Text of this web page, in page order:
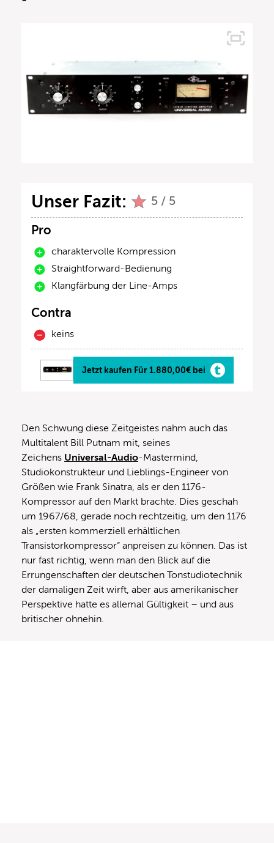
Unser Fazit: 5 / 5
Pro
charaktervolle Kompression
Straightforward-Bedienung
Klangfärbung der Line-Amps
Contra
keins
Jetzt kaufen Für 1.880,00€ bei
Den Schwung diese Zeitgeistes nahm auch das
Multitalent Bill Putnam mit, seines
Zeichens Universal-Audio-Mastermind,
Studiokonstrukteur und Lieblings-Engineer von
Größen wie Frank Sinatra, als er den 1176-
Kompressor auf den Markt brachte. Dies geschah
um 1967/68, gerade noch rechtzeitig, um den 1176
als „ersten kommerziell erhältlichen
Transistorkompressor“ anpreisen zu können. Das ist
nur fast richtig, wenn man den Blick auf die
Errungenschaften der deutschen Tonstudiotechnik
der damaligen Zeit wirft, aber aus amerikanischer
Perspektive hatte es allemal Gültigkeit – und aus
britischer ohnehin.